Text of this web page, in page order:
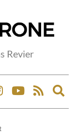
Revier